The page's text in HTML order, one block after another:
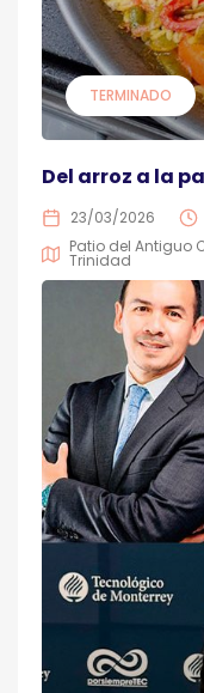
TERMINADO
Del arroz a la
23/03/2026
Patio del Antiguo
Trinidad